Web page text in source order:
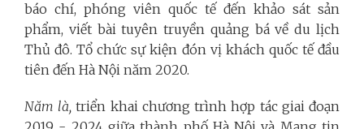
báo chí, phóng viên quốc tế đến khảo sát sản
phẩm, viết bài tuyên truyền quảng bá về du lịch
Thủ đô. Tổ chức sự kiện đón vị khách quốc tế đầu
tiên đến Hà Nội năm 2020.
Năm là,triển khai chương trình hợp tác giai đoạn